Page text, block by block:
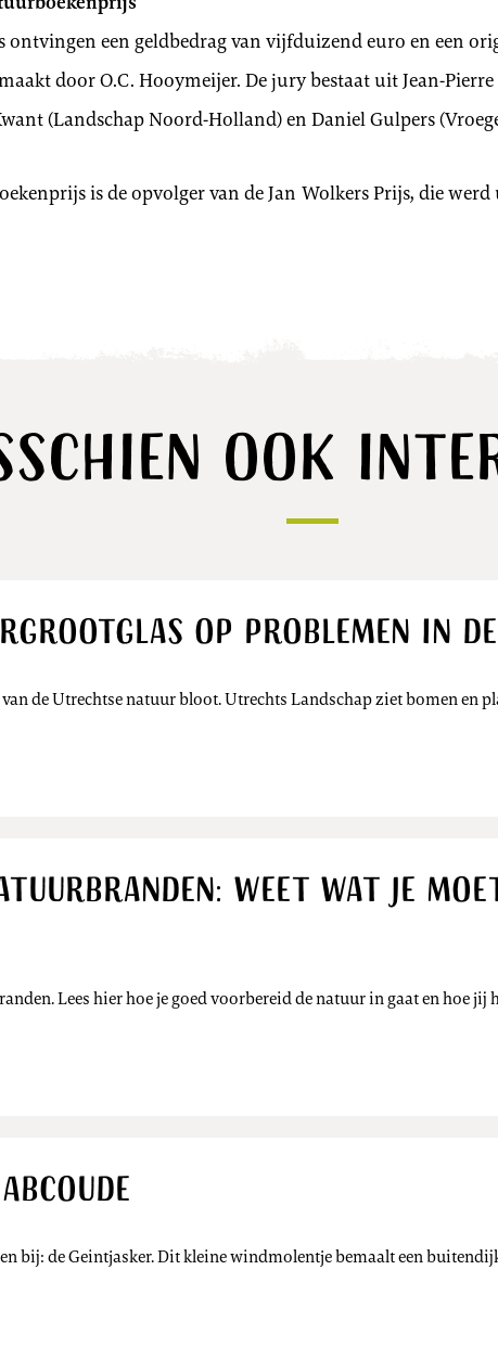
ontvingen een geldbedrag van vijfduizend euro en een
door O.C. Hooymeijer. De jury bestaat uit Jean-Pierre
(Landschap Noord-Holland) en Daniel Gulpers
is de opvolger van de Jan Wolkers Prijs, die
ook
op problemen in
de Utrechtse natuur bloot. Utrechts Landschap ziet bomen en
weet wat je
Lees hier hoe je goed voorbereid de natuur in gaat en hoe
bij: de Geintjasker. Dit kleine windmolentje bemaalt een